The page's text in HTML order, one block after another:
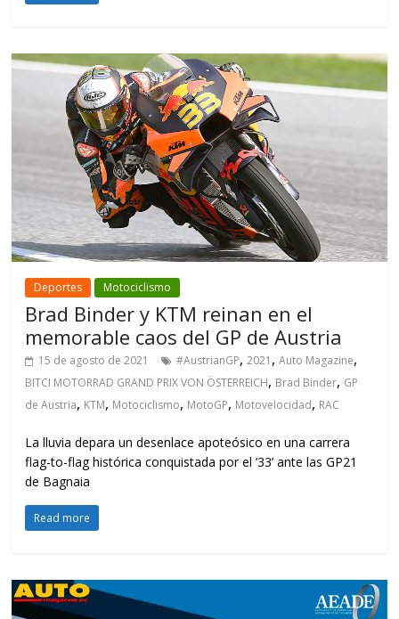
Deportes Motociclismo
Brad Binder y KTM reinan en el
memorable caos del GP de Austria
15 de agosto de 2021 #AustrianGP,2021 ,Auto Magazine,
BITCI MOTORRAD GRAND PRIX VON ÖSTERREICH, Brad Binder, GP
de Austria, KTM, Motociclismo, MotoGP, Motovelocidad, RAC
La lluvia depara un desenlace apoteósico en una carrera
flag-to-flag histórica conquistada por el ’33’ ante las GP21
de Bagnaia
Read more